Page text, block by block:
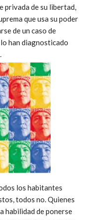
privada de su libertad,
que usa su poder
de un caso de
han diagnosticado
los habitantes
todos no. Quienes
habilidad de ponerse